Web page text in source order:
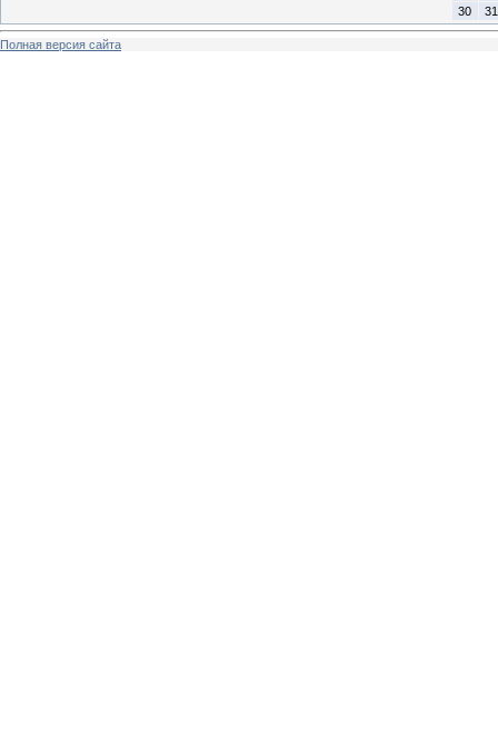
30
31
Полная версия сайта